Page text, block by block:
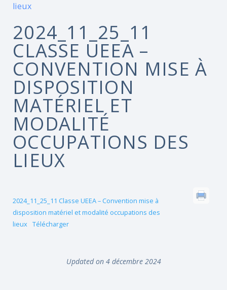
lieux
2024_11_25_11
CLASSE UEEA –
CONVENTION MISE À
DISPOSITION
MATÉRIEL ET
MODALITÉ
OCCUPATIONS DES
LIEUX
2024_11_25_11 Classe UEEA – Convention mise à
disposition matériel et modalité occupations des
lieux Télécharger
Updated on 4 décembre 2024